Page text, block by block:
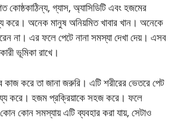
গ্যাস, অ্যাসিডিটি এবং হজমের
করে। অনেক মানুষ অনিয়মিত খাবার খান। অনেকে
না। এর ফলে পেটে নানা সমস্যা দেখা দেয়। এসব
ভূমিকা রাখে।
করে তা জানা জরুরি। এটি শরীরের ভেতরে পেট
করে। হজম প্রক্রিয়াকে সহজ করে। ফলে
কোন সমস্যায় এটি ব্যবহার করা যায়, সেটাও